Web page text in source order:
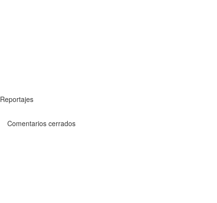
Reportajes
Comentarios cerrados